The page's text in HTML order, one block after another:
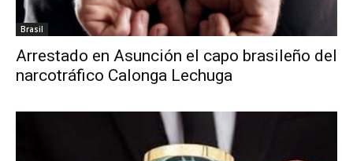
Brasil
Arrestado en Asunción el capo brasileño del
narcotráfico Calonga Lechuga